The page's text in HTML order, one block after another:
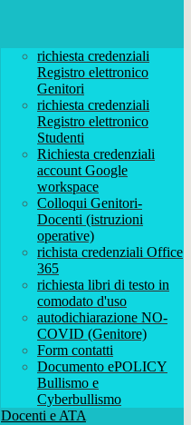
richiesta credenziali
Registro elettronico
Genitori
richiesta credenziali
Registro elettronico
Studenti
Richiesta credenziali
account Google
workspace
Colloqui Genitori-
Docenti (istruzioni
operative)
richista credenziali Office
365
richiesta libri di testo in
comodato d'uso
autodichiarazione NO-
COVID (Genitore)
Form contatti
Documento ePOLICY
Bullismo e
Cyberbullismo
Docenti e ATA